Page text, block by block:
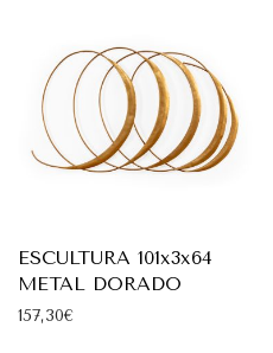
ESCULTURA 101x3x64
METAL DORADO
157,30€